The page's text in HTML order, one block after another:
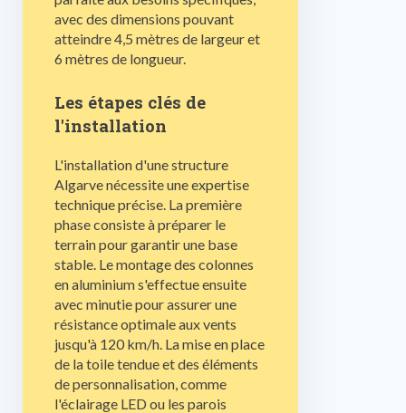
avec des dimensions pouvant
atteindre 4,5 mètres de largeur et
6 mètres de longueur.
Les étapes clés de
l'installation
L'installation d'une structure
Algarve nécessite une expertise
technique précise. La première
phase consiste à préparer le
terrain pour garantir une base
stable. Le montage des colonnes
en aluminium s'effectue ensuite
avec minutie pour assurer une
résistance optimale aux vents
jusqu'à 120 km/h. La mise en place
de la toile tendue et des éléments
de personnalisation, comme
l'éclairage LED ou les parois